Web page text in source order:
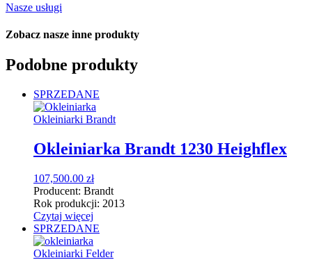
Nasze usługi
Zobacz nasze inne produkty
Podobne produkty
SPRZEDANE
Okleiniarki Brandt
Okleiniarka Brandt 1230 Heighflex
107,500.00 zł
Producent: Brandt
Rok produkcji: 2013
Czytaj więcej
SPRZEDANE
Okleiniarki Felder